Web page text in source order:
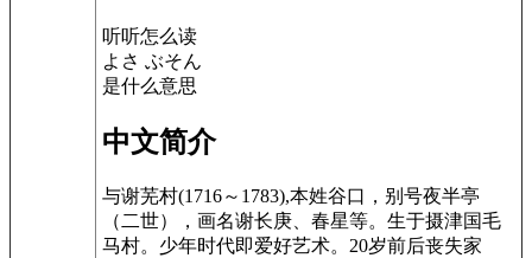
听听怎么读
よさ ぶそん
是什么意思
中文简介
与谢芜村(1716～1783),本姓谷口，别号夜半亭
（二世），画名谢长庚、春星等。生于摄津国毛
马村。少年时代即爱好艺术。20岁前后丧失家